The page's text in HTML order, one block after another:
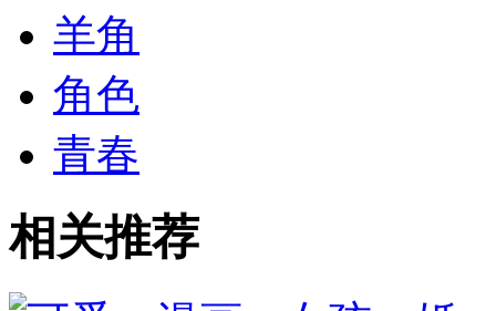
羊角
角色
青春
相关推荐